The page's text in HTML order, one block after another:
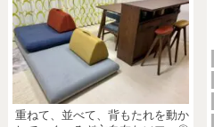
重ねて、並べて、背もたれを動か